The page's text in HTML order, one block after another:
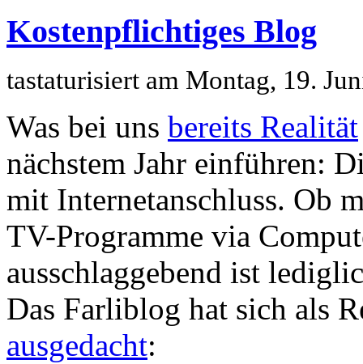
Kostenpflichtiges Blog
tastaturisiert am Montag, 19.
Was bei uns bereits Realität
nächstem Jahr einführen:
mit Internetanschluss. Ob
TV-Programme via
ausschlaggebend ist
Das Farliblog hat sich als
ausgedacht: